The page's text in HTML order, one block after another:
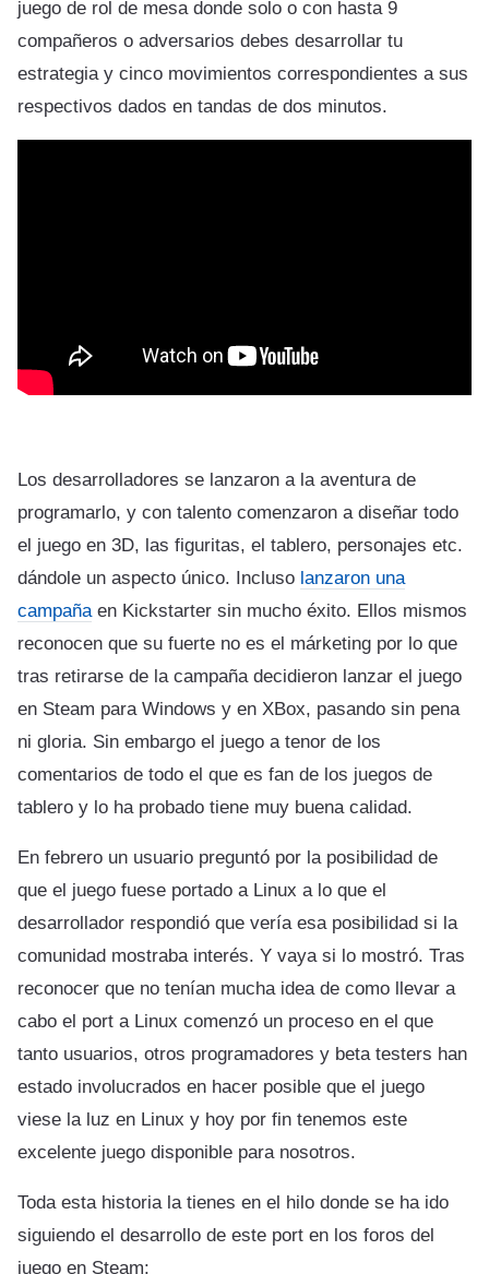
juego de rol de mesa donde solo o con hasta 9
compañeros o adversarios debes desarrollar tu
estrategia y cinco movimientos correspondientes a sus
respectivos dados en tandas de dos minutos.
Los desarrolladores se lanzaron a la aventura de
programarlo, y con talento comenzaron a diseñar todo
el juego en 3D, las figuritas, el tablero, personajes etc.
dándole un aspecto único. Incluso lanzaron una
campañaen Kickstarter sin mucho éxito. Ellos mismos
reconocen que su fuerte no es el márketing por lo que
tras retirarse de la campaña decidieron lanzar el juego
en Steam para Windows y en XBox, pasando sin pena
ni gloria. Sin embargo el juego a tenor de los
comentarios de todo el que es fan de los juegos de
tablero y lo ha probado tiene muy buena calidad.
En febrero un usuario preguntó por la posibilidad de
que el juego fuese portado a Linux a lo que el
desarrollador respondió que vería esa posibilidad si la
comunidad mostraba interés. Y vaya si lo mostró. Tras
reconocer que no tenían mucha idea de como llevar a
cabo el port a Linux comenzó un proceso en el que
tanto usuarios, otros programadores y beta testers han
estado involucrados en hacer posible que el juego
viese la luz en Linux y hoy por fin tenemos este
excelente juego disponible para nosotros.
Toda esta historia la tienes en el hilo donde se ha ido
siguiendo el desarrollo de este port en los foros del
juego en Steam: